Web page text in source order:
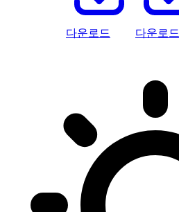
다운로드 다운로드